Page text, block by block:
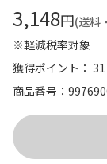
3,148円(送料
※軽減税率対象
獲得ポイント：
商品番号